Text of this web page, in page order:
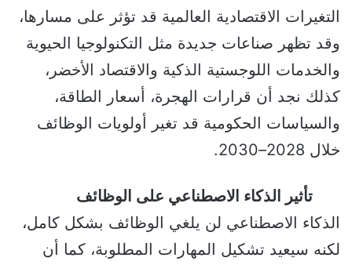
التغيرات الاقتصادية العالمية قد تؤثر على مسارها،
وقد تظهر صناعات جديدة مثل التكنولوجيا الحيوية
والخدمات اللوجستية الذكية والاقتصاد الأخضر،
كذلك نجد أن قرارات الهجرة، أسعار الطاقة،
والسياسات الحكومية قد تغير أولويات الوظائف
خلال 2028–2030.
تأثير الذكاء الاصطناعي على الوظائف
الذكاء الاصطناعي لن يلغي الوظائف بشكل كامل،
لكنه سيعيد تشكيل المهارات المطلوبة، كما أن